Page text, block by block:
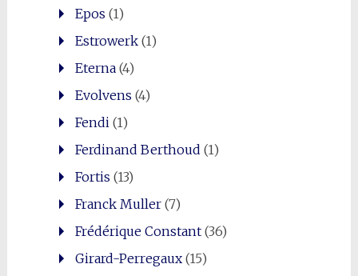
Epos (1)
Estrowerk(1)
Eterna(4)
Evolvens (4)
Fendi (1)
Ferdinand Berthoud (1)
Fortis (13)
Franck Muller(7)
Frédérique Constant(36)
Girard-Perregaux(15)